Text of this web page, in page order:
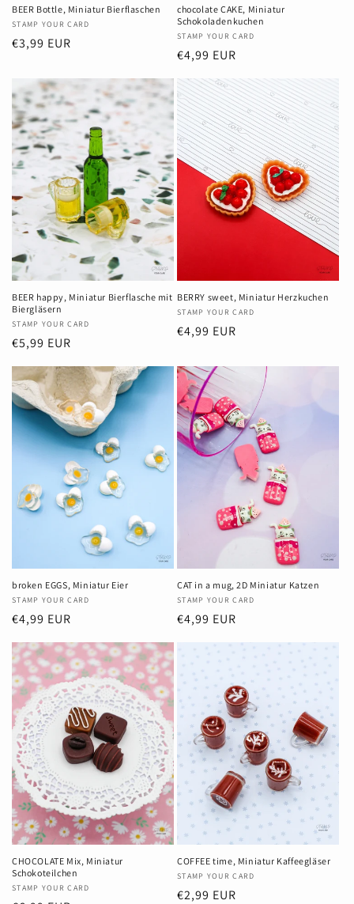
BEER Bottle, Miniatur Bierflaschen
Anbieter:
STAMP YOUR CARD
Normaler
€3,99 EUR
chocolate CAKE, Miniatur
Schokoladenkuchen
Anbieter:
STAMP YOUR CARD
Normaler
€4,99 EUR
BEER happy, Miniatur Bierflasche mit
Biergläsern
Anbieter:
STAMP YOUR CARD
Normaler
€5,99 EUR
BERRY sweet, Miniatur Herzkuchen
Anbieter:
STAMP YOUR CARD
Normaler
€4,99 EUR
broken EGGS, Miniatur Eier
Anbieter:
STAMP YOUR CARD
Normaler
€4,99 EUR
CAT in a mug, 2D Miniatur Katzen
Anbieter:
STAMP YOUR CARD
Normaler
€4,99 EUR
CHOCOLATE Mix, Miniatur
Schokoteilchen
Anbieter:
STAMP YOUR CARD
COFFEE time, Miniatur Kaffeegläser
Anbieter:
STAMP YOUR CARD
Normaler
€2,99 EUR